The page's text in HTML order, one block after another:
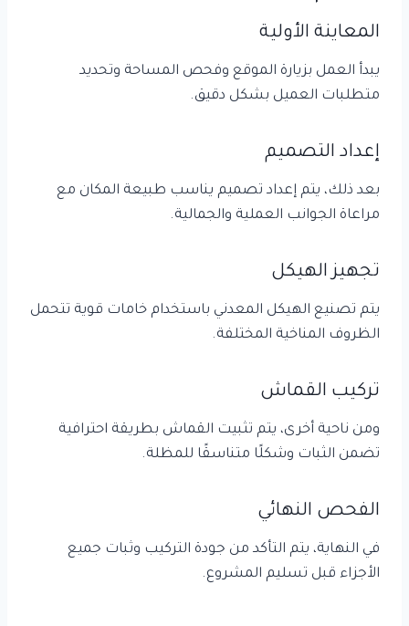
المعاينة الأولية
يبدأ العمل بزيارة الموقع وفحص المساحة وتحديد
متطلبات العميل بشكل دقيق.
إعداد التصميم
بعد ذلك، يتم إعداد تصميم يناسب طبيعة المكان مع
مراعاة الجوانب العملية والجمالية.
تجهيز الهيكل
يتم تصنيع الهيكل المعدني باستخدام خامات قوية تتحمل
الظروف المناخية المختلفة.
تركيب القماش
ومن ناحية أخرى، يتم تثبيت القماش بطريقة احترافية
تضمن الثبات وشكلًا متناسقًا للمظلة.
الفحص النهائي
في النهاية، يتم التأكد من جودة التركيب وثبات جميع
الأجزاء قبل تسليم المشروع.